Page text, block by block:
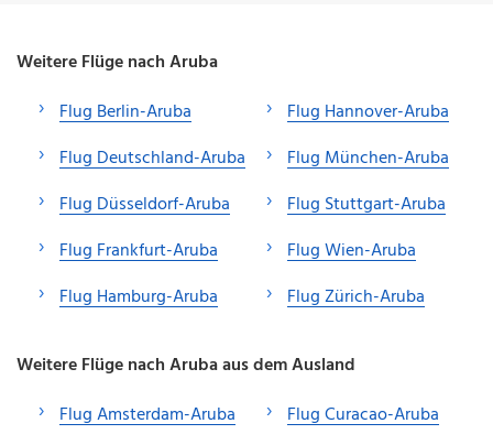
Weitere Flüge nach Aruba
Flug Berlin-Aruba
Flug Deutschland-Aruba
Flug Düsseldorf-Aruba
Flug Frankfurt-Aruba
Flug Hamburg-Aruba
Flug Hannover-Aruba
Flug München-Aruba
Flug Stuttgart-Aruba
Flug Wien-Aruba
Flug Zürich-Aruba
Weitere Flüge nach Aruba aus dem Ausland
Flug Amsterdam-Aruba
Flug Curacao-Aruba